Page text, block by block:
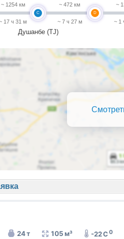
~ 1254 км
17 ч 31 м
C
Душанбе (TJ)
~ 472 км
~ 7 ч 27 м
D
~
~ 1
24 т 105 м³ -22 C0